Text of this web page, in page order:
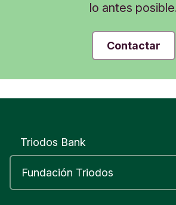
lo antes
Contactar
Triodos Bank